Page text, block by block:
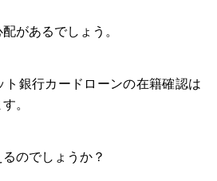
があるでしょう。
ト銀行カードローンの在籍確認は
。
のでしょうか？